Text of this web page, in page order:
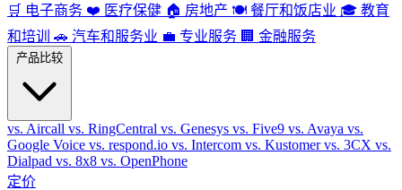
🛒 电子商务 ❤️ 医疗保健 🏠 房地产 🍽️ 餐厅和饭店业 🎓 教育
和培训
🚗 汽车和服务业 💼 专业服务 🏢 金融服务
产品比较
vs. Aircall vs. RingCentral vs. Genesys vs. Five9 vs. Avaya vs.
Google Voice vs. respond.io vs. Intercom vs. Kustomervs. 3CX vs.
Dialpad vs. 8x8 vs. OpenPhone
定价